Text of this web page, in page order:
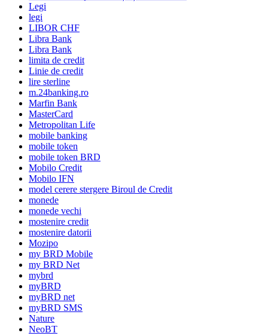
Legi
legi
LIBOR CHF
Libra Bank
Libra Bank
limita de credit
Linie de credit
lire sterline
m.24banking.ro
Marfin Bank
MasterCard
Metropolitan Life
mobile banking
mobile token
mobile token BRD
Mobilo Credit
Mobilo IFN
model cerere stergere Biroul de Credit
monede
monede vechi
mostenire credit
mostenire datorii
Mozipo
my BRD Mobile
my BRD Net
mybrd
myBRD
myBRD net
myBRD SMS
Nature
NeoBT